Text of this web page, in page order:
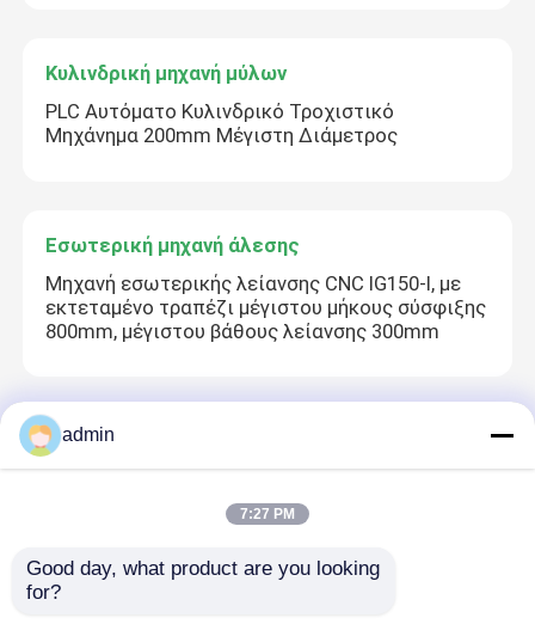
Κυλινδρική μηχανή μύλων
PLC Αυτόματο Κυλινδρικό Τροχιστικό
Μηχάνημα 200mm Μέγιστη Διάμετρος
Εσωτερική μηχανή άλεσης
Μηχανή εσωτερικής λείανσης CNC IG150-I, με
εκτεταμένο τραπέζι μέγιστου μήκους σύσφιξης
800mm, μέγιστου βάθους λείανσης 300mm
Μηχανή άμεσης άλεσης
χειροκίνητη πρακτική ανθεκτική στη φθορά
Στρίφτης FX-24CNC
admin
7:27 PM
Good day, what product are you looking
for?